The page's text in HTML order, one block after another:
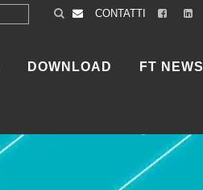
CONTATTI
DOWNLOAD FT NEWS